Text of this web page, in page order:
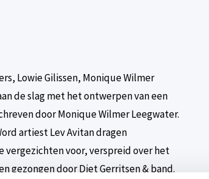
Lowie Gilissen, Monique Wilmer
de slag met het ontwerpen van een
door Monique Wilmer Leegwater.
artiest Lev Avitan dragen
voor, verspreid over het
gezongen door Diet Gerritsen & band.